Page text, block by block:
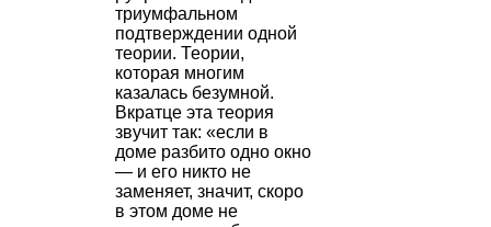
триумфальном
подтверждении одной
теории. Теории,
которая многим
казалась безумной.
Вкратце эта теория
звучит так: «если в
доме разбито одно окно
— и его никто не
заменяет, значит, скоро
в этом доме не